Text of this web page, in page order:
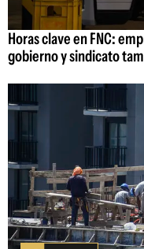
Horas clave en FNC:
gobierno y sindicato